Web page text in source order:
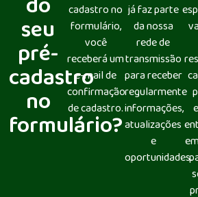
seu
pré-
cadastro
no
formulário?
cadastro no
formulário,
você
receberá um
e-mail de
confirmação
de cadastro.
já faz parte
da nossa
rede de
transmissão
para receber
regularmente
informações,
atualizações
e
oportunidades.